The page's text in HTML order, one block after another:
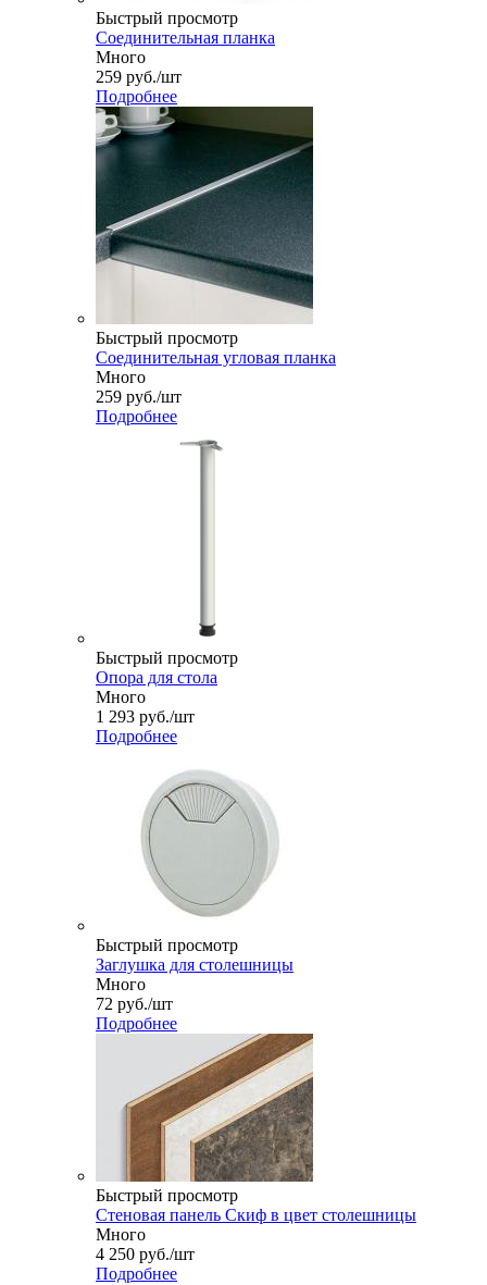
Быстрый просмотр
Соединительная планка
Много
259 руб./шт
Подробнее
Быстрый просмотр
Соединительная угловая планка
Много
259 руб./шт
Подробнее
Быстрый просмотр
Опора для стола
Много
1 293 руб./шт
Подробнее
Быстрый просмотр
Заглушка для столешницы
Много
72 руб./шт
Подробнее
Быстрый просмотр
Стеновая панель Скиф в цвет столешницы
Много
4 250 руб./шт
Подробнее